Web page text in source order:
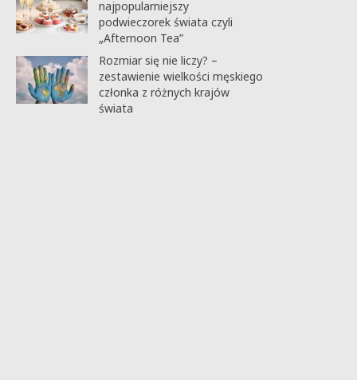
najpopularniejszy
podwieczorek świata czyli
„Afternoon Tea”
Rozmiar się nie liczy? –
zestawienie wielkości męskiego
członka z różnych krajów
świata